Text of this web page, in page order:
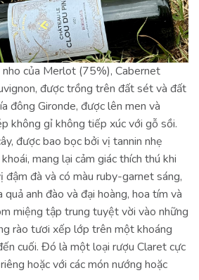
của Merlot (75%), Cabernet
được trồng trên đất sét và đất
đông Gironde, được lên men và
không gỉ không tiếp xúc với gỗ sồi.
được bao bọc bởi vị tannin nhẹ
mang lại cảm giác thích thú khi
đậm đà và có màu ruby-garnet sáng,
anh đào và đại hoàng, hoa tím và
miệng tập trung tuyệt vời vào những
rào tươi xếp lớp trên một khoáng
cuối. Đó là một loại rượu Claret cực
hoặc với các món nướng hoặc